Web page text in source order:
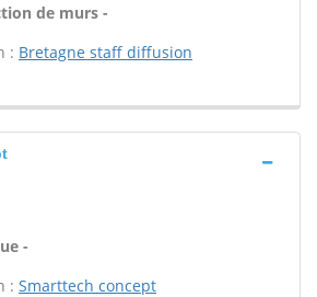
de murs -
: Bretagne staff diffusion
-
: Smarttech concept